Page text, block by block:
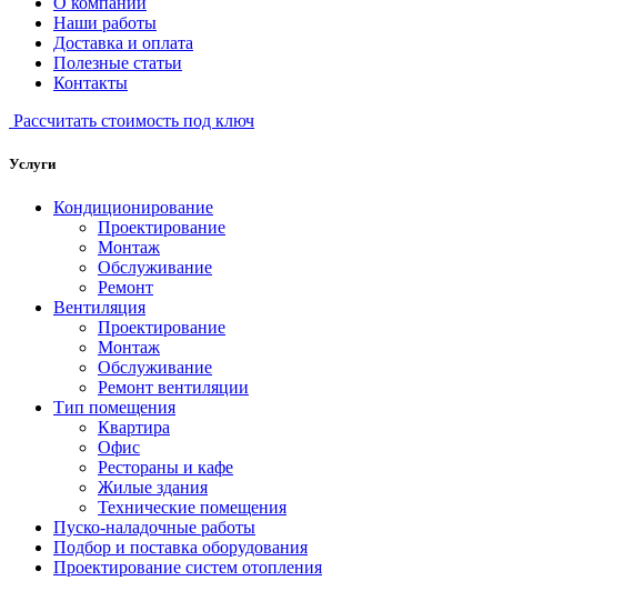
Наши работы
Доставка и оплата
Полезные статьи
Контакты
Рассчитать стоимость под ключ
Услуги
Кондиционирование
Проектирование
Монтаж
Обслуживание
Ремонт
Вентиляция
Проектирование
Монтаж
Обслуживание
Ремонт вентиляции
Тип помещения
Квартира
Офис
Рестораны и кафе
Жилые здания
Технические помещения
Пуско-наладочные работы
Подбор и поставка оборудования
Проектирование систем отопления